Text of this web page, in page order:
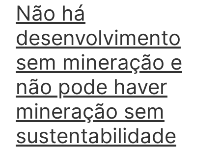
Não há
desenvolvimento
sem mineração e
não pode haver
mineração sem
sustentabilidade